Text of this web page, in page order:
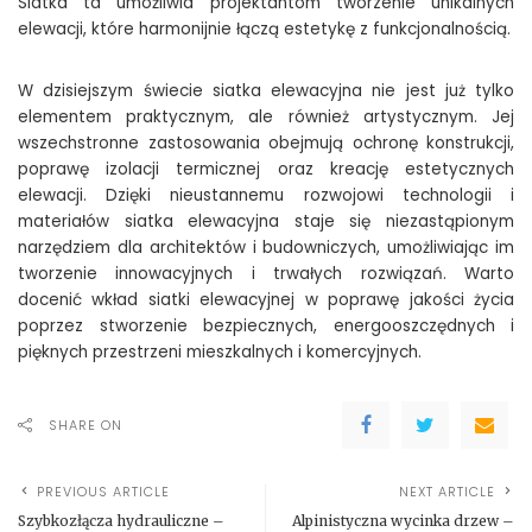
elewacji, które harmonijnie łączą estetykę z funkcjonalnością.
W dzisiejszym świecie siatka elewacyjna nie jest już tylko
elementem praktycznym, ale również artystycznym. Jej
wszechstronne zastosowania obejmują ochronę konstrukcji,
poprawę izolacji termicznej oraz kreację estetycznych
elewacji. Dzięki nieustannemu rozwojowi technologii i
materiałów siatka elewacyjna staje się niezastąpionym
narzędziem dla architektów i budowniczych, umożliwiając im
tworzenie innowacyjnych i trwałych rozwiązań. Warto
docenić wkład siatki elewacyjnej w poprawę jakości życia
poprzez stworzenie bezpiecznych, energooszczędnych i
pięknych przestrzeni mieszkalnych i komercyjnych.
SHARE ON
PREVIOUS ARTICLE
Szybkozłącza hydrauliczne –
NEXT ARTICLE
Alpinistyczna wycinka drzew –